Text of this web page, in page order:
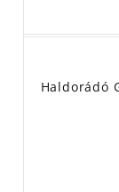
Haldorádó